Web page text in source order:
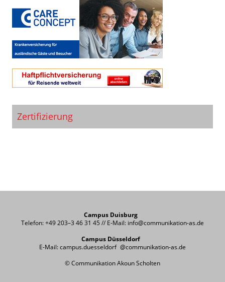
Zertifizierung
Campus Duisburg
Telefon: +49 203–3 46 31 45 // E-Mail: info@communikation-as.de
Campus Düsseldorf
E-Mail: campus.duesseldorf @communikation-as.de
© Communikation Akoun Scholten